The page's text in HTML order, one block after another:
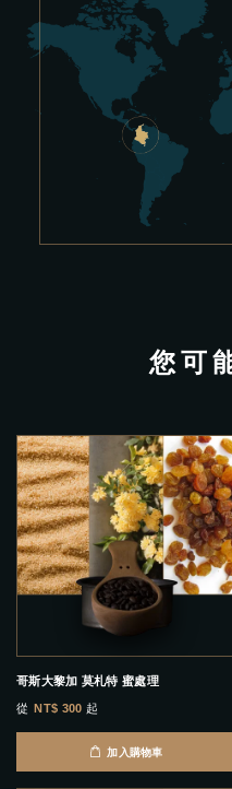
您可
哥斯大黎加 莫札特 蜜處理
從 NT$ 300 起
加入購物車